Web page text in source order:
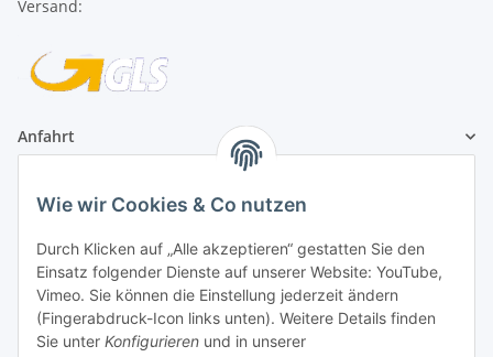
Versand:
Anfahrt
1A Football Angebote
1A-Football ist
registrierter Partner:
Wie wir Cookies & Co nutzen
Durch Klicken auf „Alle akzeptieren“ gestatten Sie den
Einsatz folgender Dienste auf unserer Website: YouTube,
Vimeo. Sie können die Einstellung jederzeit ändern
(Fingerabdruck-Icon links unten). Weitere Details finden
Sie unter Konfigurieren und in unserer